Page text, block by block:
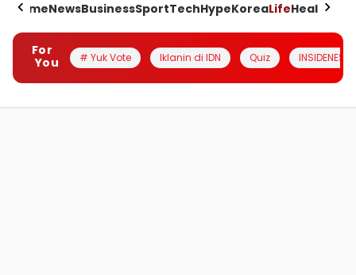
HomeNewsBusinessSportTechHypeKoreaLifeHealth
For
You
# Yuk Vote Iklanin di IDN Quiz INSIDENESIA